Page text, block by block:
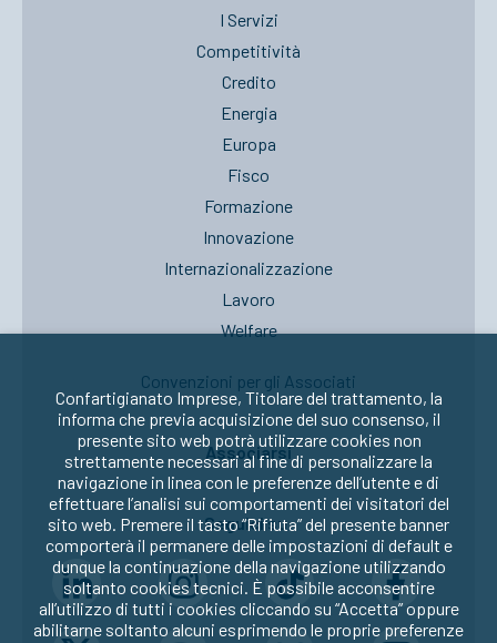
I Servizi
Competitività
Credito
Energia
Europa
Fisco
Formazione
Innovazione
Internazionalizzazione
Lavoro
Welfare
Convenzioni per gli Associati
Associarsi
Seguici su:
Confartigianato Imprese, Titolare del trattamento, la
informa che previa acquisizione del suo consenso, il
presente sito web potrà utilizzare cookies non
strettamente necessari al fine di personalizzare la
navigazione in linea con le preferenze dell’utente e di
effettuare l’analisi sui comportamenti dei visitatori del
sito web. Premere il tasto “Rifiuta” del presente banner
comporterà il permanere delle impostazioni di default e
dunque la continuazione della navigazione utilizzando
soltanto cookies tecnici. È possibile acconsentire
all’utilizzo di tutti i cookies cliccando su “Accetta” oppure
abilitarne soltanto alcuni esprimendo le proprie preferenze